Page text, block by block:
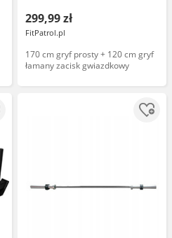
299,99 zł
FitPatrol.pl
170 cm gryf prosty + 120 cm gryf
łamany zacisk gwiazdkowy